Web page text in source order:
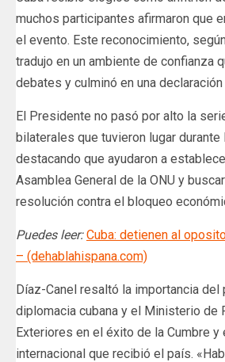
muchos participantes afirmaron que
el evento. Este reconocimiento,
tradujo en un ambiente de confianza
debates y culminó en una
El Presidente no pasó por alto la
bilaterales que tuvieron lugar durante
destacando que ayudaron a
Asamblea General de la ONU y
resolución contra el bloqueo
Puedes leer:Cuba: detienen al
– (dehablahispana.com)
Díaz-Canel resaltó la importancia del
diplomacia cubana y el Ministerio de
Exteriores en el éxito de la Cumbre y
internacional que recibió el país.